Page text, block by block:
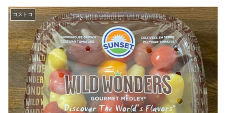
コストコ